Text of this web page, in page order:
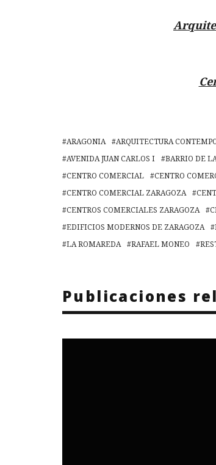
ARAGONIA ARQUITECTURA
AVENIDA JUAN CARLOS I
BARRIO DE
CENTRO COMERCIAL
CENTRO
CENTRO COMERCIAL ZARAGOZA
CENTROS COMERCIALES ZARAGOZA
EDIFICIOS MODERNOS DE ZARAGOZA
LA ROMAREDA
RAFAEL MONEO
Publicaciones